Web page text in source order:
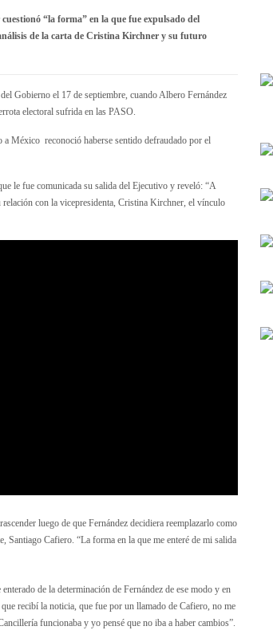
cuestionó “la forma” en la que fue expulsado del
de la carta de Cristina Kirchner y su futuro
Gobierno el 17 de septiembre, cuando Albero Fernández
electoral sufrida en las PASO.
a México reconoció haberse sentido defraudado por el
le fue comunicada su salida del Ejecutivo y reveló: “A
relación con la vicepresidenta, Cristina Kirchner, el vínculo
luego de que Fernández decidiera reemplazarlo como
Cafiero. “La forma en la que me enteré de mi salida
de la determinación de Fernández de ese modo y en
recibí la noticia, que fue por un llamado de Cafiero, no me
funcionaba y yo pensé que no iba a haber cambios”.